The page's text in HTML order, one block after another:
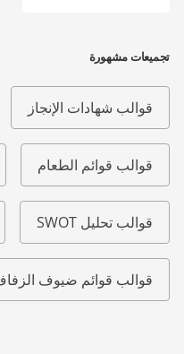
تجميعات مشهورة
قوالب شهادات الإنجاز
قوالب قوائم الطعام
قوالب تحليل SWOT
قوالب قوائم ضيوف